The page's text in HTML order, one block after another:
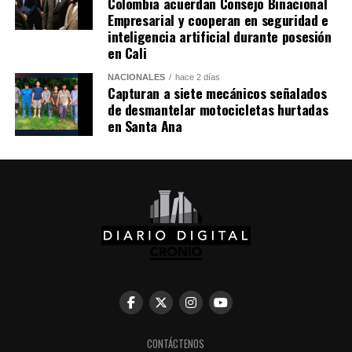
X
Precisó que, si bien los periodos de reinscripción
finalizan en fechas diferentes dependiendo el país,
todos los permisos de trabajo se extienden hasta la
misma fecha: 9 de marzo de 2025.
Comparte esto:
Facebook X
Empresarial y cooperan en seguridad e
inteligencia artificial durante posesión
en Cali
NACIONALES hace 2 días
Capturan a siete mecánicos señalados
de desmantelar motocicletas hurtadas
en Santa Ana
CONTÁCTENOS